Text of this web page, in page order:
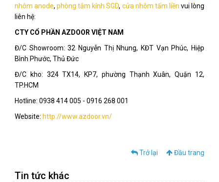
nhôm anode,phòng tắm kính SGD, cửa nhôm tấm liền vui lòng
liên hệ:
CTY CỔ PHẦN AZDOOR VIỆT NAM
Đ/C Showroom: 32 Nguyễn Thị Nhung, KĐT Vạn Phúc, Hiệp
Bình Phước, Thủ Đức
Đ/C kho: 324 TX14, KP7, phường Thạnh Xuân, Quận 12,
TP.HCM
Hotline: 0938 414 005 - 0916 268 001
Website: http://www.azdoor.vn/
Trở lại Đầu trang
Tin tức khác